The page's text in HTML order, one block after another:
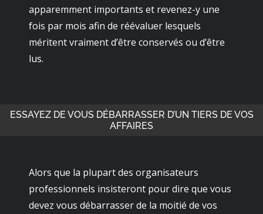
apparemment importants et revenez-y une
fois par mois afin de réévaluer lesquels
méritent vraiment d’être conservés ou d’être
lus.
ESSAYEZ DE VOUS DÉBARRASSER D’UN TIERS DE VOS
AFFAIRES
Alors que la plupart des organisateurs
professionnels insisteront pour dire que vous
devez vous débarrasser de la moitié de vos